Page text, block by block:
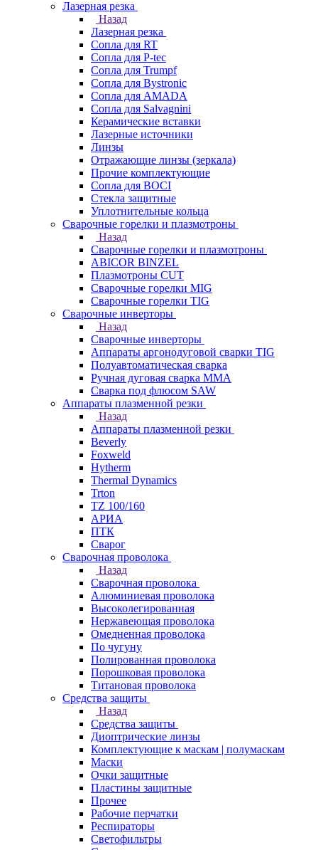
Лазерная резка
Назад
Лазерная резка
Сопла для RT
Сопла для P-tec
Сопла для Trumpf
Сопла для Bystronic
Сопла для AMADA
Сопла для Salvagnini
Керамические вставки
Лазерные источники
Линзы
Отражающие линзы (зеркала)
Прочие комплектующие
Сопла для BOCI
Стекла защитные
Уплотнительные кольца
Сварочные горелки и плазмотроны
Назад
Сварочные горелки и плазмотроны
ABICOR BINZEL
Плазмотроны CUT
Сварочные горелки MIG
Сварочные горелки TIG
Сварочные инверторы
Назад
Сварочные инверторы
Аппараты аргонодуговой сварки TIG
Полуавтоматическая сварка
Ручная дуговая сварка MMA
Сварка под флюсом SAW
Аппараты плазменной резки
Назад
Аппараты плазменной резки
Beverly
Foxweld
Hytherm
Thermal Dynamics
Trton
TZ 100/160
АРИА
ПТК
Сварог
Сварочная проволока
Назад
Сварочная проволока
Алюминиевая проволока
Высоколегированная
Нержавеющая проволока
Омедненная проволока
По чугуну
Полированная проволока
Порошковая проволока
Титановая проволока
Средства защиты
Назад
Средства защиты
Диоптрические линзы
Комплектующие к маскам | полумаскам
Маски
Очки защитные
Пластины защитные
Прочее
Рабочие перчатки
Респираторы
Светофильтры